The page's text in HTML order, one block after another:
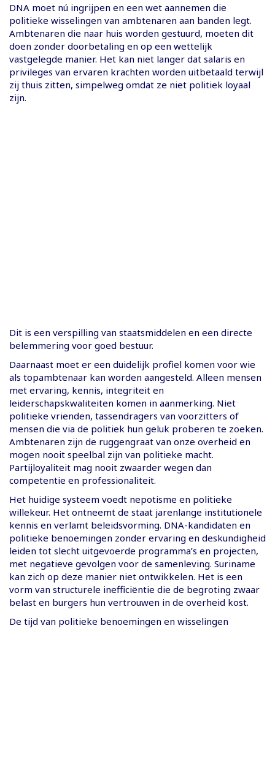
DNA moet nú ingrijpen en een wet aannemen die
politieke wisselingen van ambtenaren aan banden legt.
Ambtenaren die naar huis worden gestuurd, moeten dit
doen zonder doorbetaling en op een wettelijk
vastgelegde manier. Het kan niet langer dat salaris en
privileges van ervaren krachten worden uitbetaald terwijl
zij thuis zitten, simpelweg omdat ze niet politiek loyaal
zijn.
Dit is een verspilling van staatsmiddelen en een directe
belemmering voor goed bestuur.
Daarnaast moet er een duidelijk profiel komen voor wie
als topambtenaar kan worden aangesteld. Alleen mensen
met ervaring, kennis, integriteit en
leiderschapskwaliteiten komen in aanmerking. Niet
politieke vrienden, tassen­dragers van voorzitters of
mensen die via de politiek hun geluk proberen te zoeken.
Ambtenaren zijn de ruggengraat van onze overheid en
mogen nooit speelbal zijn van politieke macht.
Partijloyaliteit mag nooit zwaarder wegen dan
competentie en professionaliteit.
Het huidige systeem voedt nepotisme en politieke
willekeur. Het ontneemt de staat jarenlange institutionele
kennis en verlamt beleidsvorming. DNA-kandidaten en
politieke benoemingen zonder ervaring en deskundigheid
leiden tot slecht uitgevoerde programma’s en projecten,
met negatieve gevolgen voor de samenleving. Suriname
kan zich op deze manier niet ontwikkelen. Het is een
vorm van structurele inefficiëntie die de begroting zwaar
belast en burgers hun vertrouwen in de overheid kost.
De tijd van politieke benoemingen en wisselingen